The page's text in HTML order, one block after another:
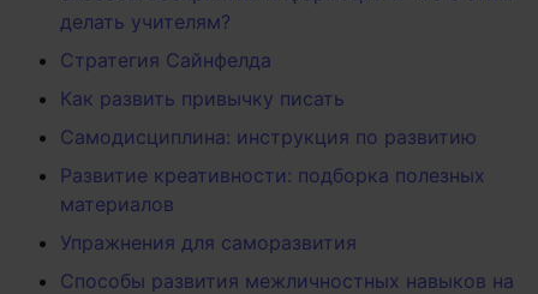
делать учителям?
Стратегия Сайнфелда
Как развить привычку писать
Самодисциплина: инструкция по развитию
Развитие креативности: подборка полезных
материалов
Упражнения для саморазвития
Способы развития межличностных навыков на